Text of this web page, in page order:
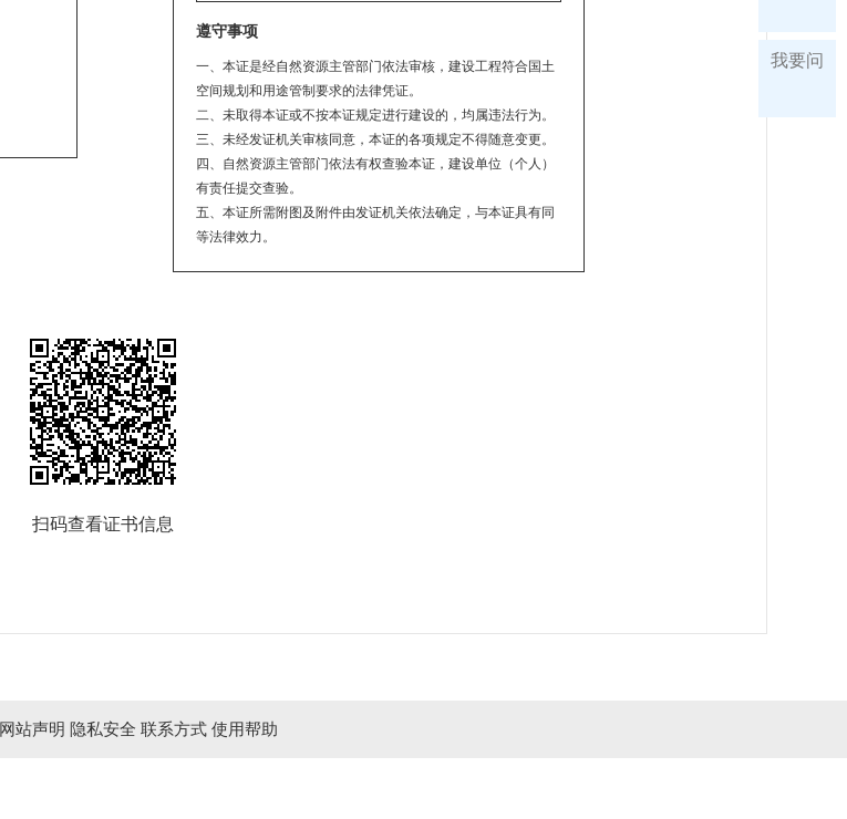
遵守事项
一、本证是经自然资源主管部门依法审核，建设工程符合国土
空间规划和用途管制要求的法律凭证。
二、未取得本证或不按本证规定进行建设的，均属违法行为。
三、未经发证机关审核同意，本证的各项规定不得随意变更。
四、自然资源主管部门依法有权查验本证，建设单位（个人）
有责任提交查验。
五、本证所需附图及附件由发证机关依法确定，与本证具有同
等法律效力。
扫码查看证书信息
我要问
网站声明 隐私安全 联系方式 使用帮助